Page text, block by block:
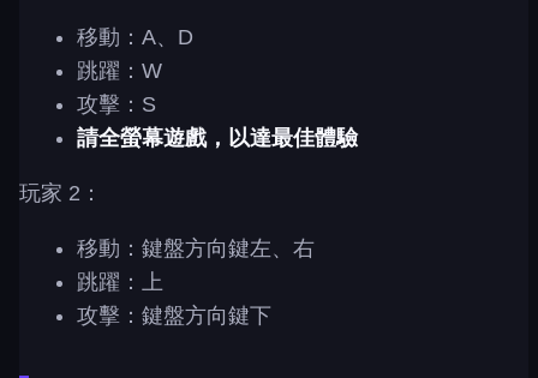
移動：A、D
跳躍：W
攻擊：S
請全螢幕遊戲，以達最佳體驗
玩家 2：
移動：鍵盤方向鍵左、右
跳躍：上
攻擊：鍵盤方向鍵下